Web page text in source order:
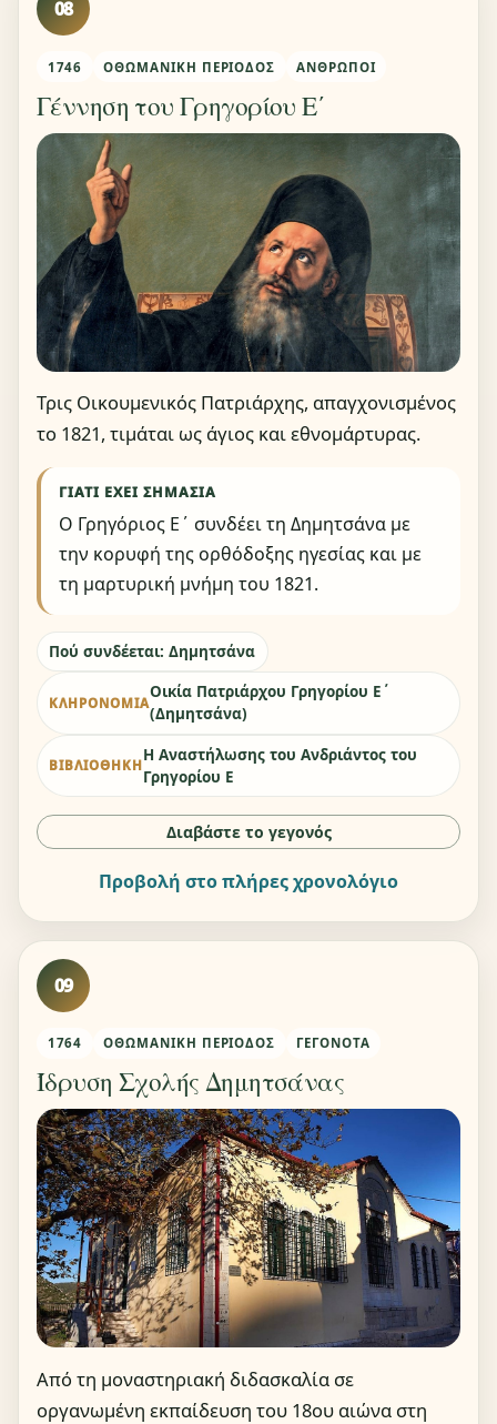
08
1746 ΟΘΩΜΑΝΙΚΉ ΠΕΡΊΟΔΟΣ ΆΝΘΡΩΠΟΙ
Γέννηση του Γρηγορίου Ε΄
Τρις Οικουμενικός Πατριάρχης, απαγχονισμένος
το 1821, τιμάται ως άγιος και εθνομάρτυρας.
ΓΙΑΤΊ ΈΧΕΙ ΣΗΜΑΣΊΑ
Ο Γρηγόριος Ε΄ συνδέει τη Δημητσάνα με
την κορυφή της ορθόδοξης ηγεσίας και με
τη μαρτυρική μνήμη του 1821.
Πού συνδέεται: Δημητσάνα
ΚΛΗΡΟΝΟΜΙΆ
Οικία Πατριάρχου Γρηγορίου Ε΄
(Δημητσάνα)
ΒΙΒΛΙΟΘΉΚΗ
Η Αναστήλωσης του Ανδριάντος του
Γρηγορίου Ε
Διαβάστε το γεγονός
Προβολή στο πλήρες χρονολόγιο
09
1764 ΟΘΩΜΑΝΙΚΉ ΠΕΡΊΟΔΟΣ ΓΕΓΟΝΌΤΑ
Ίδρυση Σχολής Δημητσάνας
Από τη μοναστηριακή διδασκαλία σε
οργανωμένη εκπαίδευση του 18ου αιώνα στη